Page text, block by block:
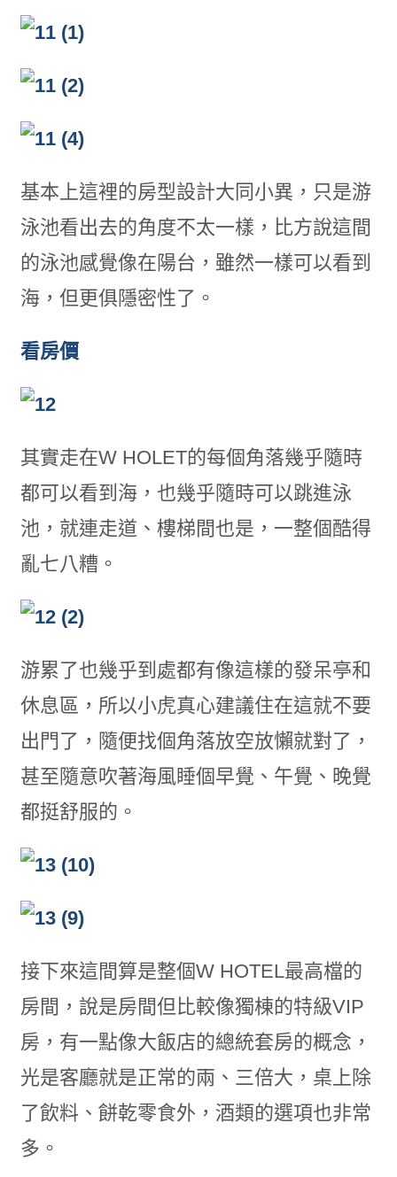
基本上這裡的房型設計大同小異，只是游
泳池看出去的角度不太一樣，比方說這間
的泳池感覺像在陽台，雖然一樣可以看到
海，但更俱隱密性了。
看房價
其實走在W HOLET的每個角落幾乎隨時
都可以看到海，也幾乎隨時可以跳進泳
池，就連走道、樓梯間也是，一整個酷得
亂七八糟。
游累了也幾乎到處都有像這樣的發呆亭和
休息區，所以小虎真心建議住在這就不要
出門了，隨便找個角落放空放懶就對了，
甚至隨意吹著海風睡個早覺、午覺、晚覺
都挺舒服的。
接下來這間算是整個W HOTEL最高檔的
房間，說是房間但比較像獨棟的特級VIP
房，有一點像大飯店的總統套房的概念，
光是客廳就是正常的兩、三倍大，桌上除
了飲料、餅乾零食外，酒類的選項也非常
多。